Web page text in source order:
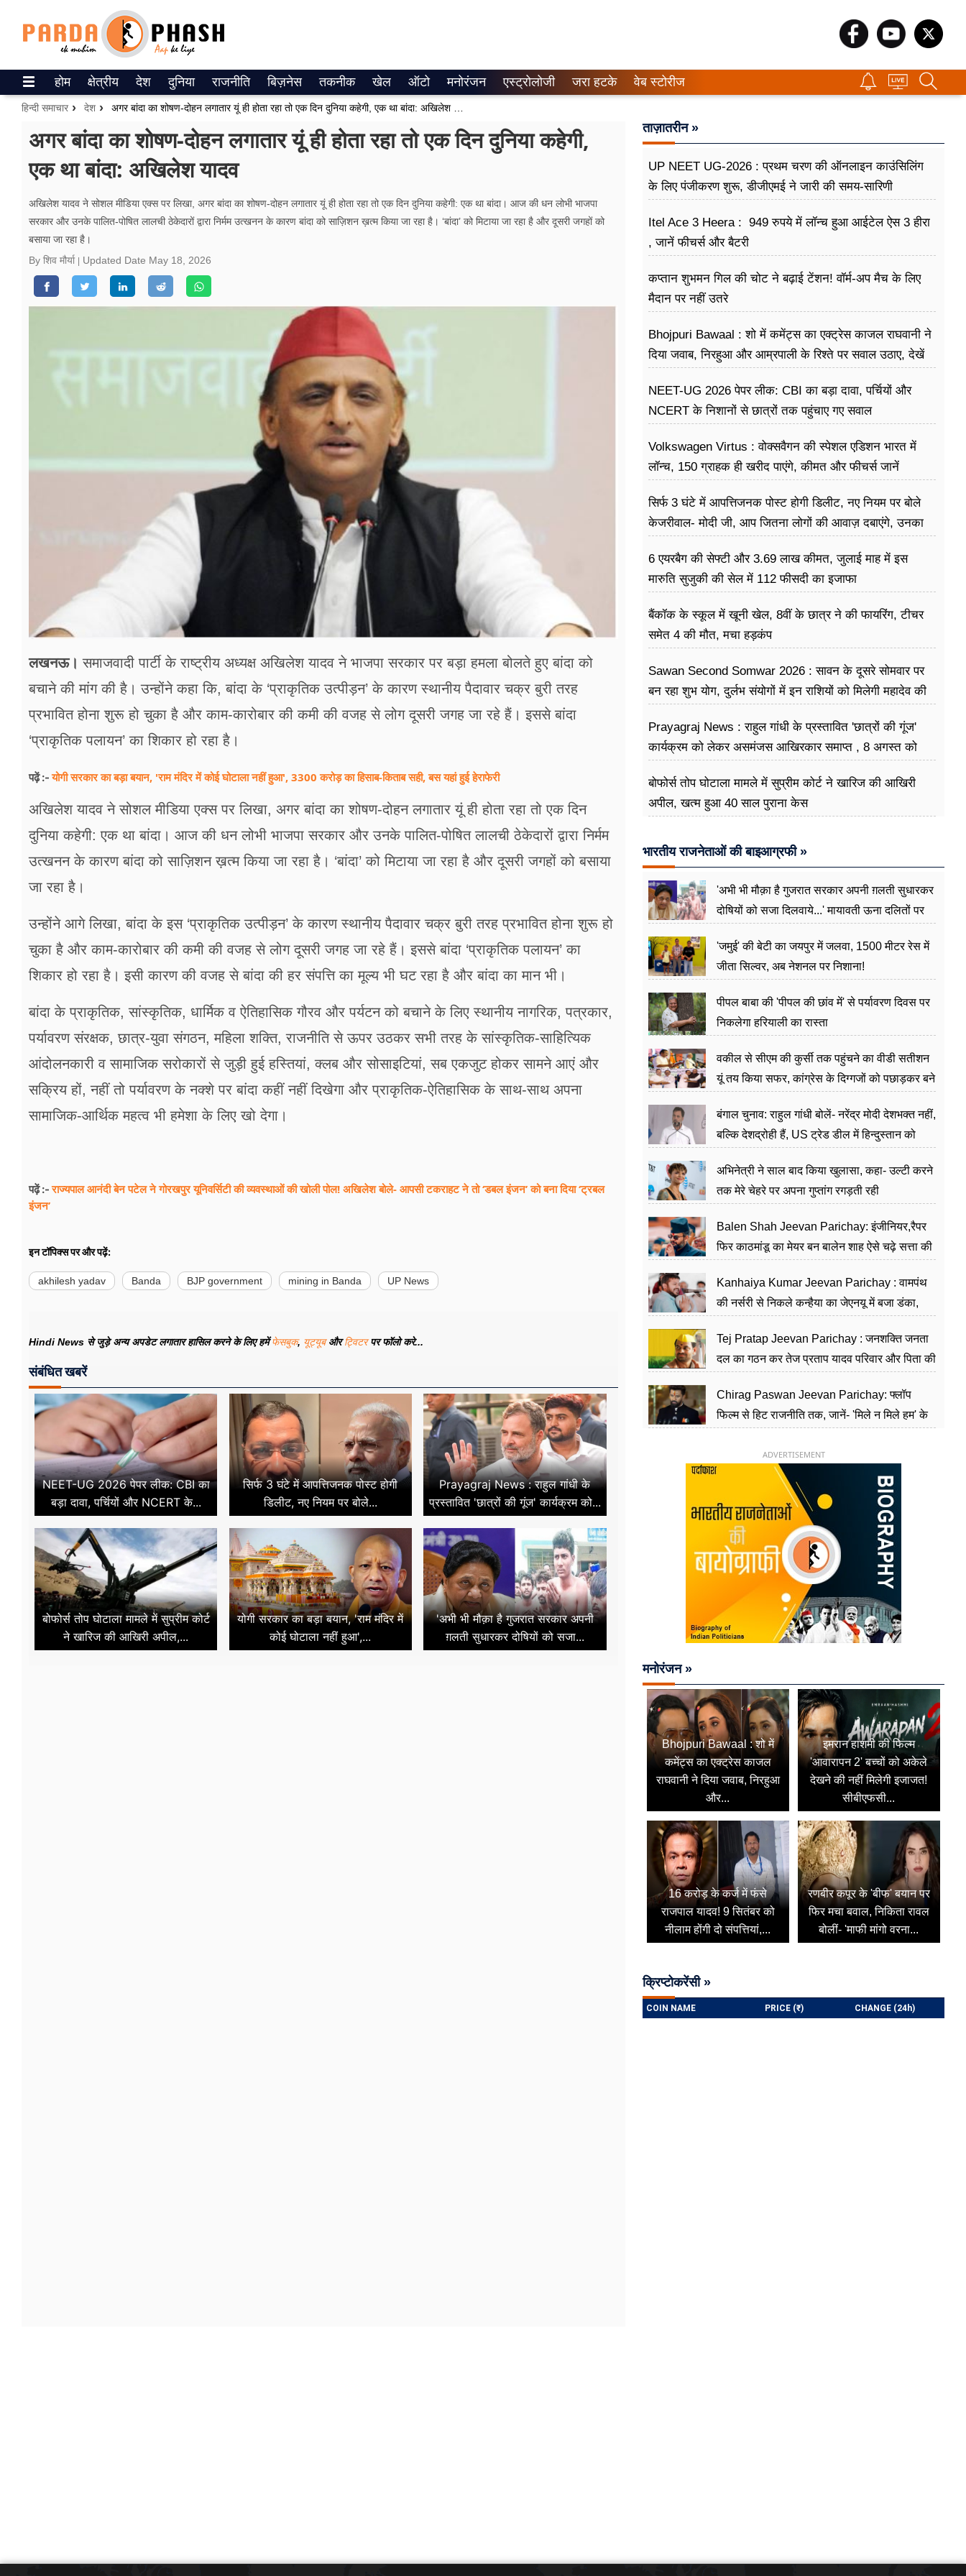
ePaper
उत्तर प्रदेश
गैलरी
वीडियो
रिलेशनशिप
जीवन मंत्रा
शिक्षा
होम क्षेत्रीय देश दुनिया राजनीति बिज़नेस तकनीक खेल ऑटो मनोरंजन एस्ट्रोलोजी जरा हटके वेब स्टोरीज
हिन्दी समाचार देश
अगर बांदा का शोषण-दोहन लगातार यूं ही होता रहा तो एक दिन दुनिया कहेगी,
एक था बांदा: अखिलेश यादव
अखिलेश यादव ने सोशल मीडिया एक्स पर लिखा, अगर बांदा का शोषण-दोहन लगातार यूं ही होता रहा तो एक दिन दुनिया कहेगी: एक था बांदा। आज की धन लोभी भाजपा
सरकार और उनके पालित-पोषित लालची ठेकेदारों द्वारा निर्मम उत्खनन के कारण बांदा को साज़िशन ख़त्म किया जा रहा है। ‘बांदा’ को मिटाया जा रहा है और दूसरी जगहों को
बसाया जा रहा है।
By शिव मौर्या
Updated Date May 18, 2026
लखनऊ। समाजवादी पार्टी के राष्ट्रीय अध्यक्ष अखिलेश यादव ने भाजपा सरकार पर बड़ा हमला बोलते हुए बांदा को
बचाने की मांग की है। उन्होंने कहा कि, बांदा के ‘प्राकृतिक उत्पीड़न’ के कारण स्थानीय पैदावार चक्र बुरी तरह
प्रभावित होना शुरू हो चुका है और काम-कारोबार की कमी की वजह से लोग दूसरी जगह जा रहे हैं। इससे बांदा
‘प्राकृतिक पलायन’ का शिकार हो रहा है।
पढ़ें :-योगी सरकार का बड़ा बयान, 'राम मंदिर में कोई घोटाला नहीं हुआ', 3300 करोड़ का हिसाब-किताब सही, बस यहां हुई हेराफेरी
अखिलेश यादव ने सोशल मीडिया एक्स पर लिखा, अगर बांदा का शोषण-दोहन लगातार यूं ही होता रहा तो एक दिन
दुनिया कहेगी: एक था बांदा। आज की धन लोभी भाजपा सरकार और उनके पालित-पोषित लालची ठेकेदारों द्वारा निर्मम
उत्खनन के कारण बांदा को साज़िशन ख़त्म किया जा रहा है। ‘बांदा’ को मिटाया जा रहा है और दूसरी जगहों को बसाया
जा रहा है।
उन्होंने आगे लिखा, बांदा के इस ‘प्राकृतिक उत्पीड़न’ के कारण स्थानीय पैदावार चक्र बुरी तरह प्रभावित होना शुरू हो
चुका है और काम-कारोबार की कमी की वजह से लोग दूसरी जगह जा रहे हैं। इससे बांदा ‘प्राकृतिक पलायन’ का
शिकार हो रहा है। इसी कारण की वजह से बांदा की हर संपत्ति का मूल्य भी घट रहा है और बांदा का मान भी।
बांदा के प्राकृतिक, सांस्कृतिक, धार्मिक व ऐतिहासिक गौरव और पर्यटन को बचाने के लिए स्थानीय नागरिक, पत्रकार,
पर्यावरण संरक्षक, छात्र-युवा संगठन, महिला शक्ति, राजनीति से ऊपर उठकर सभी तरह के सांस्कृतिक-साहित्यिक
आंदोलनकारी व सामाजिक सरोकारों से जुड़ी हुई हस्तियां, क्लब और सोसाइटियां, सब एकजुट होकर सामने आएं और
सक्रिय हों, नहीं तो पर्यावरण के नक्शे पर बांदा कहीं नहीं दिखेगा और प्राकृतिक-ऐतिहासिक के साथ-साथ अपना
सामाजिक-आर्थिक महत्व भी हमेशा के लिए खो देगा।
पढ़ें :-राज्यपाल आनंदी बेन पटेल ने गोरखपुर यूनिवर्सिटी की व्यवस्थाओं की खोली पोल! अखिलेश बोले- आपसी टकराहट ने तो ‘डबल इंजन’ को बना दिया ‘ट्रबल
इंजन’
इन टॉपिक्स पर और पढ़ें:
akhilesh yadav Banda BJP government mining in Banda UP News
Hindi News से जुड़े अन्य अपडेट लगातार हासिल करने के लिए हमेंफेसबुक, यूट्यूबऔरट्विटरपर फॉलो करे...
संबंधित खबरें
NEET-UG 2026 पेपर लीक: CBI का
बड़ा दावा, पर्चियों और NCERT के...
सिर्फ 3 घंटे में आपत्तिजनक पोस्ट होगी
डिलीट, नए नियम पर बोले...
Prayagraj News : राहुल गांधी के
प्रस्तावित 'छात्रों की गूंज' कार्यक्रम को...
बोफोर्स तोप घोटाला मामले में सुप्रीम कोर्ट
ने खारिज की आखिरी अपील,...
योगी सरकार का बड़ा बयान, 'राम मंदिर में
कोई घोटाला नहीं हुआ',...
'अभी भी मौक़ा है गुजरात सरकार अपनी
ग़लती सुधारकर दोषियों को सजा...
ताज़ातरीन »
UP NEET UG-2026 : प्रथम चरण की ऑनलाइन काउंसिलिंग
के लिए पंजीकरण शुरू, डीजीएमई ने जारी की समय-सारिणी
Itel Ace 3 Heera : 949 रुपये में लॉन्च हुआ आईटेल ऐस 3 हीरा
, जानें फीचर्स और बैटरी
कप्तान शुभमन गिल की चोट ने बढ़ाई टेंशन! वॉर्म-अप मैच के लिए
मैदान पर नहीं उतरे
Bhojpuri Bawaal : शो में कमेंट्स का एक्ट्रेस काजल राघवानी ने
दिया जवाब, निरहुआ और आम्रपाली के रिश्ते पर सवाल उठाए, देखें
NEET-UG 2026 पेपर लीक: CBI का बड़ा दावा, पर्चियों और
NCERT के निशानों से छात्रों तक पहुंचाए गए सवाल
Volkswagen Virtus : वोक्सवैगन की स्पेशल एडिशन भारत में
लॉन्च, 150 ग्राहक ही खरीद पाएंगे, कीमत और फीचर्स जानें
सिर्फ 3 घंटे में आपत्तिजनक पोस्ट होगी डिलीट, नए नियम पर बोले
केजरीवाल- मोदी जी, आप जितना लोगों की आवाज़ दबाएंगे, उनका
6 एयरबैग की सेफ्टी और 3.69 लाख कीमत, जुलाई माह में इस
मारुति सुजुकी की सेल में 112 फीसदी का इजाफा
बैंकॉक के स्कूल में खूनी खेल, 8वीं के छात्र ने की फायरिंग, टीचर
समेत 4 की मौत, मचा हड़कंप
Sawan Second Somwar 2026 : सावन के दूसरे सोमवार पर
बन रहा शुभ योग, दुर्लभ संयोगों में इन राशियों को मिलेगी महादेव की
Prayagraj News : राहुल गांधी के प्रस्तावित 'छात्रों की गूंज'
कार्यक्रम को लेकर असमंजस आखिरकार समाप्त , 8 अगस्त को
बोफोर्स तोप घोटाला मामले में सुप्रीम कोर्ट ने खारिज की आखिरी
अपील, खत्म हुआ 40 साल पुराना केस
भारतीय राजनेताओं की बाइआग्रफी »
'अभी भी मौक़ा है गुजरात सरकार अपनी ग़लती सुधारकर
दोषियों को सजा दिलवाये...' मायावती ऊना दलितों पर
'जमुई' की बेटी का जयपुर में जलवा, 1500 मीटर रेस में
जीता सिल्वर, अब नेशनल पर निशाना!
पीपल बाबा की 'पीपल की छांव में' से पर्यावरण दिवस पर
निकलेगा हरियाली का रास्ता
वकील से सीएम की कुर्सी तक पहुंचने का वीडी सतीशन
यूं तय किया सफर, कांग्रेस के दिग्गजों को पछाड़कर बने
बंगाल चुनाव: राहुल गांधी बोलें- नरेंद्र मोदी देशभक्त नहीं,
बल्कि देशद्रोही हैं, US ट्रेड डील में हिन्दुस्तान को
अभिनेत्री ने साल बाद किया खुलासा, कहा- उल्टी करने
तक मेरे चेहरे पर अपना गुप्तांग रगड़ती रही
Balen Shah Jeevan Parichay: इंजीनियर,रैपर
फिर काठमांडू का मेयर बन बालेन शाह ऐसे चढ़े सत्ता की
Kanhaiya Kumar Jeevan Parichay : वामपंथ
की नर्सरी से निकले कन्हैया का जेएनयू में बजा डंका,
Tej Pratap Jeevan Parichay : जनशक्ति जनता
दल का गठन कर तेज प्रताप यादव परिवार और पिता की
Chirag Paswan Jeevan Parichay: फ्लॉप
फिल्म से हिट राजनीति तक, जानें- 'मिले न मिले हम' के
ADVERTISEMENT
मनोरंजन »
Bhojpuri Bawaal : शो में
कमेंट्स का एक्ट्रेस काजल
राघवानी ने दिया जवाब, निरहुआ
और...
इमरान हाशमी की फिल्म
'आवारापन 2' बच्चों को अकेले
देखने की नहीं मिलेगी इजाजत!
सीबीएफसी...
16 करोड़ के कर्ज में फंसे
राजपाल यादव! 9 सितंबर को
नीलाम होंगी दो संपत्तियां,...
रणबीर कपूर के 'बीफ' बयान पर
फिर मचा बवाल, निकिता रावल
बोलीं- 'माफी मांगो वरना...
क्रिप्टोकरेंसी »